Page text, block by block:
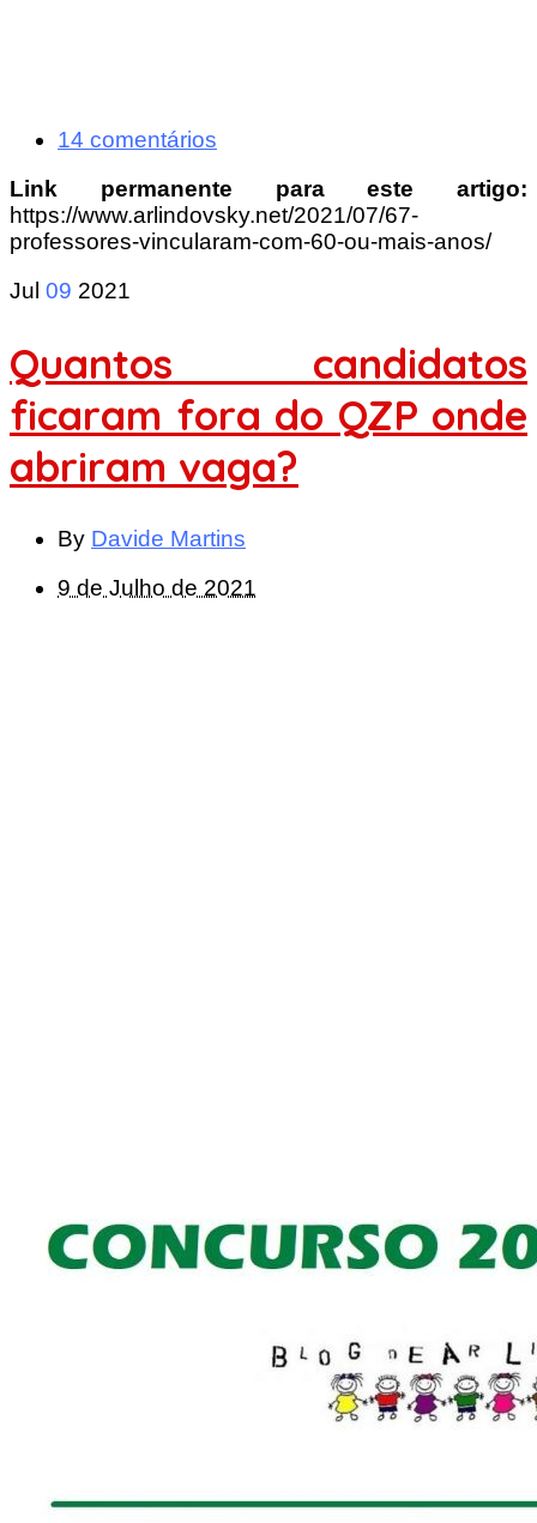
14 comentários
Link permanente para este artigo:
https://www.arlindovsky.net/2021/07/67-
professores-vincularam-com-60-ou-mais-anos/
Jul 09 2021
Quantos candidatos
ficaram fora do QZP onde
abriram vaga?
By Davide Martins
9 de Julho de 2021